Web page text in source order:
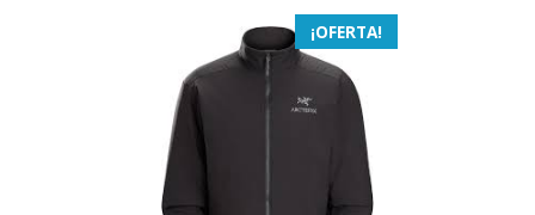
¡OFERTA!